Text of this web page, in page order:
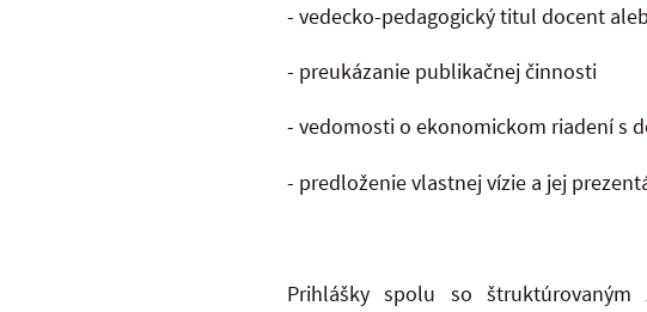
- vedecko-pedagogický titul docent
- preukázanie publikačnej činnosti
- vedomosti o ekonomickom riadení s
- predloženie vlastnej vízie a jej
Prihlášky spolu so